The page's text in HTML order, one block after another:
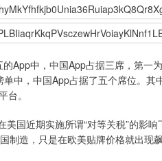
中，中国App占据三席，第一
中，中国App占据了五个席位。其
。
国近期实施所谓“对等关税”的影响
制造，只是在欧美贴牌价格就出现